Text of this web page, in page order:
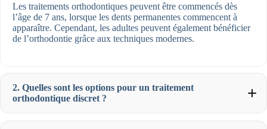
Les traitements orthodontiques peuvent être commencés dès
l’âge de 7 ans, lorsque les dents permanentes commencent à
apparaître. Cependant, les adultes peuvent également bénéficier
de l’orthodontie grâce aux techniques modernes.
2. Quelles sont les options pour un traitement
orthodontique discret ?